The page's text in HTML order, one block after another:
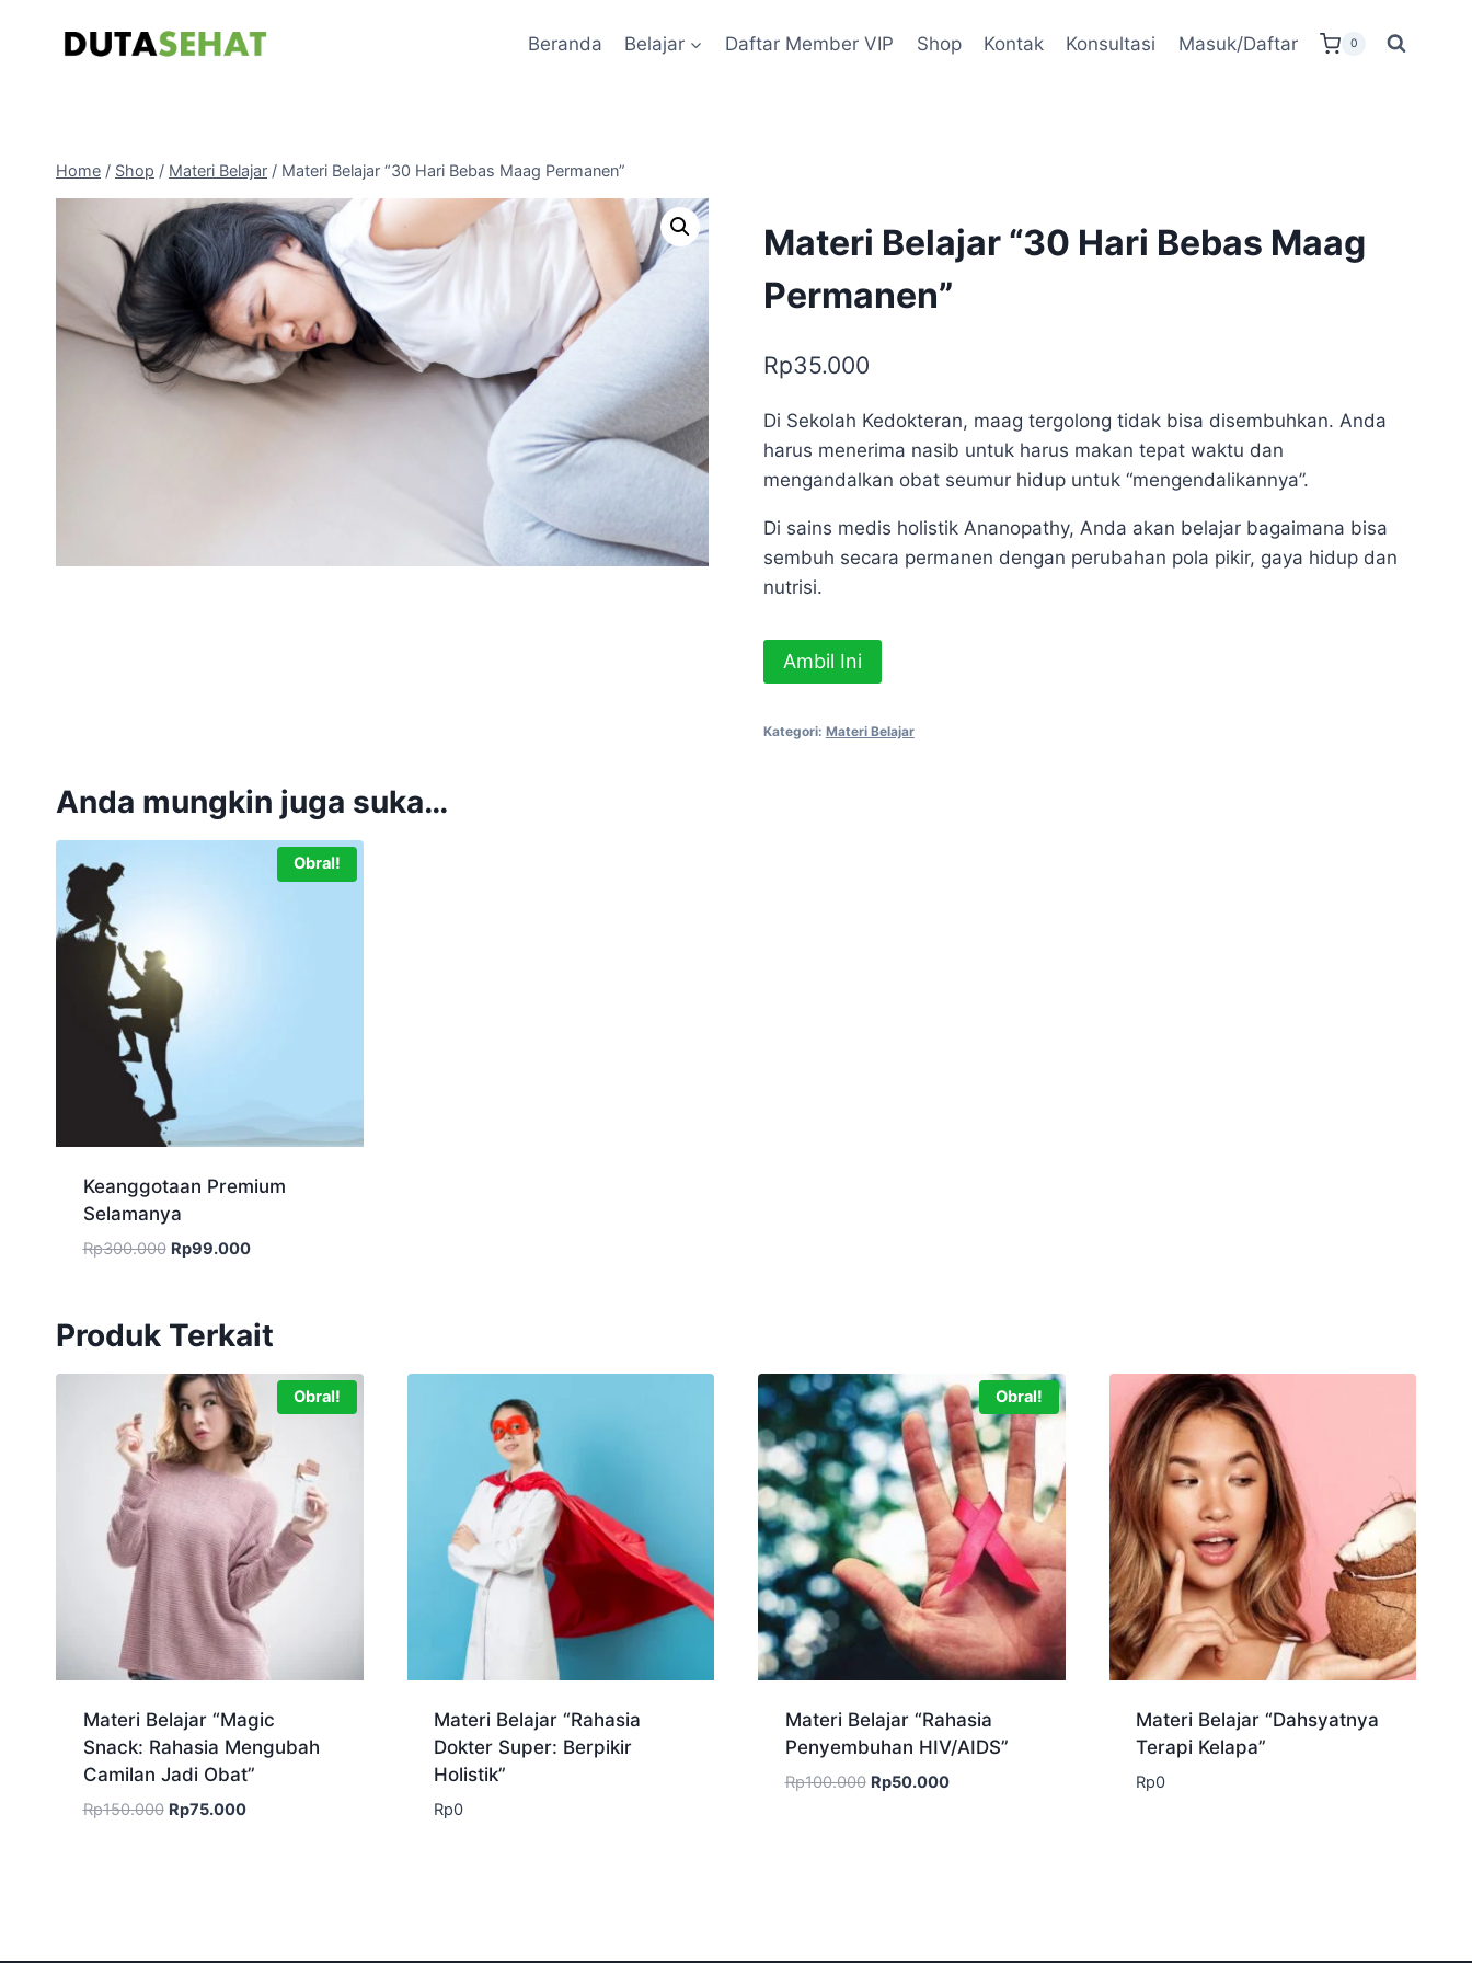
Beranda Belajar Daftar Member VIP Shop Kontak Konsultasi Masuk/Daftar 0
Home / Shop / Materi Belajar / Materi Belajar “30 Hari Bebas Maag Permanen”
Materi Belajar “30 Hari Bebas Maag
Permanen”
Rp35.000
Di Sekolah Kedokteran, maag tergolong tidak bisa disembuhkan. Anda
harus menerima nasib untuk harus makan tepat waktu dan
mengandalkan obat seumur hidup untuk “mengendalikannya”.
Di sains medis holistik Ananopathy, Anda akan belajar bagaimana bisa
sembuh secara permanen dengan perubahan pola pikir, gaya hidup dan
nutrisi.
Kuantitas
Materi
"30
Ambil Ini
Kategori: Materi Belajar
Anda mungkin juga suka…
Obral!
Keanggotaan Premium
Selamanya
Rp300.000 Harga
Rp300.000.
Rp99.000Harga
adalah:
Rp99.000.
Produk Terkait
Obral!
Materi Belajar “Magic
Snack: Rahasia Mengubah
Camilan Jadi Obat”
Rp150.000 Harga
Rp75.000Harga
Materi Belajar “Rahasia
Dokter Super: Berpikir
Holistik”
Rp0
Obral!
Materi Belajar “Rahasia
Penyembuhan HIV/AIDS”
Rp100.000 Harga
Rp50.000Harga
Materi Belajar “Dahsyatnya
Terapi Kelapa”
Rp0